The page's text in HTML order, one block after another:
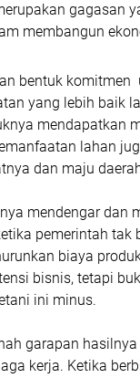
gagasan
membangun
bentuk komitmen
yang lebih baik
mendapatkan
lahan
dan maju
mendengar dan
pemerintah tak
biaya
bisnis, tetapi
ini minus.
garapan
kerja. Ketika